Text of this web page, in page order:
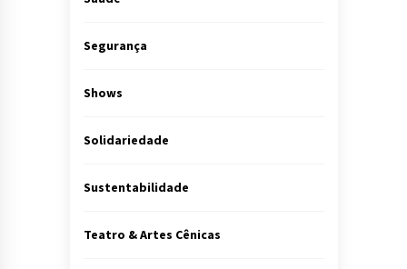
Segurança
Shows
Solidariedade
Sustentabilidade
Teatro & Artes Cênicas